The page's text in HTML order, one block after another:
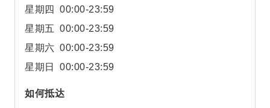
星期四
00:00-23:59
星期五 00:00-23:59
星期六 00:00-23:59
星期日
00:00-23:59
如何抵达